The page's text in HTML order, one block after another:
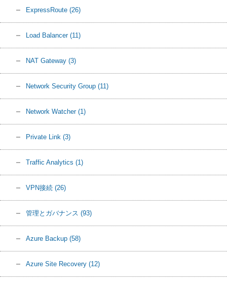
ExpressRoute (26)
Load Balancer (11)
NAT Gateway (3)
Network Security Group (11)
Network Watcher (1)
Private Link (3)
Traffic Analytics (1)
VPN接続 (26)
管理とガバナンス (93)
Azure Backup (58)
Azure Site Recovery (12)